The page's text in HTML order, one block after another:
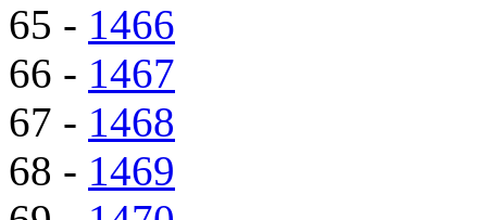
65 - 1466
66 - 1467
67 - 1468
68 - 1469